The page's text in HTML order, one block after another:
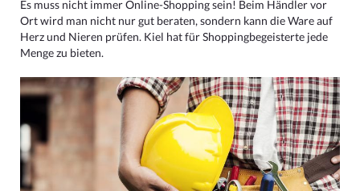
Es muss nicht immer Online-Shopping sein! Beim Händler vor
Ort wird man nicht nur gut beraten, sondern kann die Ware auf
Herz und Nieren prüfen. Kiel hat für Shoppingbegeisterte jede
Menge zu bieten.